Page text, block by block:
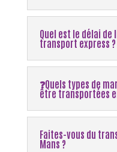
Quel est le délai de
transport express ?
❓Quels types de
être transportées
Faites-vous du
Mans ?